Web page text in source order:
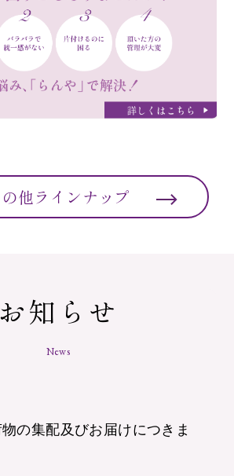
他ラインナップ
お知らせ
News
物の集配及びお届けにつきま